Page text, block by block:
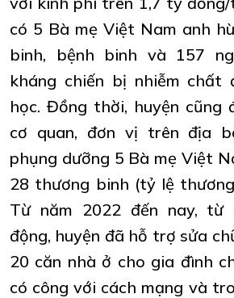
có 5 Bà mẹ Việt Nam anh
binh, bệnh binh và 157
kháng chiến bị nhiễm chất
học. Đồng thời, huyện cũng
cơ quan, đơn vị trên địa
phụng dưỡng 5 Bà mẹ Việt
28 thương binh (tỷ lệ
Từ năm 2022 đến nay, từ
động, huyện đã hỗ trợ sửa
20 căn nhà ở cho gia đình
có công với cách mạng và